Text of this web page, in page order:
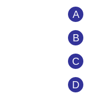
A
B
C
D